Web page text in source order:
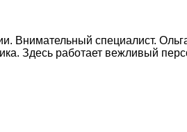
Внимательный специалист.
Здесь работает вежливый